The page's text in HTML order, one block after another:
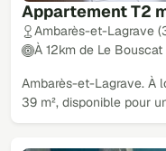
Appartement T2
Ambarès-et-Lagrave
À 12km de Le Bouscat
Ambarès-et-Lagrave. À
39 m², disponible pour